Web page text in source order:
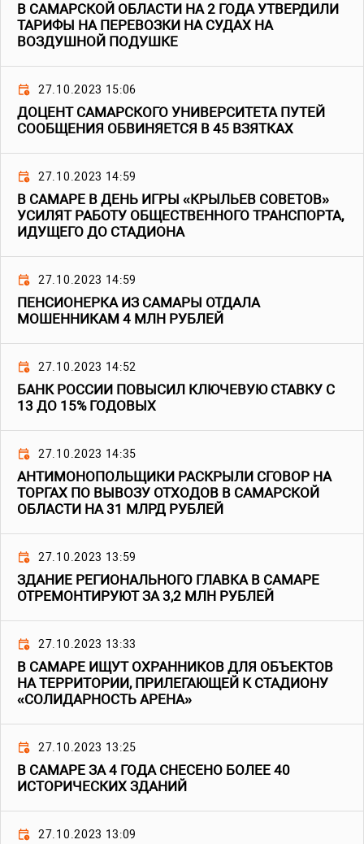
В САМАРСКОЙ ОБЛАСТИ НА 2 ГОДА УТВЕРДИЛИ
ТАРИФЫ НА ПЕРЕВОЗКИ НА СУДАХ НА
ВОЗДУШНОЙ ПОДУШКЕ
27.10.2023 15:06
ДОЦЕНТ САМАРСКОГО УНИВЕРСИТЕТА ПУТЕЙ
СООБЩЕНИЯ ОБВИНЯЕТСЯ В 45 ВЗЯТКАХ
27.10.2023 14:59
В САМАРЕ В ДЕНЬ ИГРЫ «КРЫЛЬЕВ СОВЕТОВ»
УСИЛЯТ РАБОТУ ОБЩЕСТВЕННОГО ТРАНСПОРТА,
ИДУЩЕГО ДО СТАДИОНА
27.10.2023 14:59
ПЕНСИОНЕРКА ИЗ САМАРЫ ОТДАЛА
МОШЕННИКАМ 4 МЛН РУБЛЕЙ
27.10.2023 14:52
БАНК РОССИИ ПОВЫСИЛ КЛЮЧЕВУЮ СТАВКУ С
13 ДО 15% ГОДОВЫХ
27.10.2023 14:35
АНТИМОНОПОЛЬЩИКИ РАСКРЫЛИ СГОВОР НА
ТОРГАХ ПО ВЫВОЗУ ОТХОДОВ В САМАРСКОЙ
ОБЛАСТИ НА 31 МЛРД РУБЛЕЙ
27.10.2023 13:59
ЗДАНИЕ РЕГИОНАЛЬНОГО ГЛАВКА В САМАРЕ
ОТРЕМОНТИРУЮТ ЗА 3,2 МЛН РУБЛЕЙ
27.10.2023 13:33
В САМАРЕ ИЩУТ ОХРАННИКОВ ДЛЯ ОБЪЕКТОВ
НА ТЕРРИТОРИИ, ПРИЛЕГАЮЩЕЙ К СТАДИОНУ
«СОЛИДАРНОСТЬ АРЕНА»
27.10.2023 13:25
В САМАРЕ ЗА 4 ГОДА СНЕСЕНО БОЛЕЕ 40
ИСТОРИЧЕСКИХ ЗДАНИЙ
27.10.2023 13:09